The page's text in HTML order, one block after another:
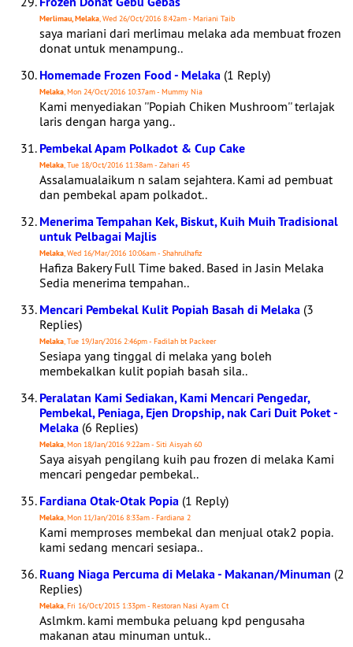
Merlimau, Melaka, Wed 26/Oct/2016 8:42am - Mariani Taib
saya mariani dari merlimau melaka ada membuat frozen
donat untuk menampung..
Homemade Frozen Food - Melaka (1 Reply)
Melaka, Mon 24/Oct/2016 10:37am - Mummy Nia
Kami menyediakan ''Popiah Chiken Mushroom'' terlajak
laris dengan harga yang..
Pembekal Apam Polkadot & Cup Cake
Melaka, Tue 18/Oct/2016 11:38am - Zahari 45
Assalamualaikum n salam sejahtera. Kami ad pembuat
dan pembekal apam polkadot..
Menerima Tempahan Kek, Biskut, Kuih Muih Tradisional
untuk Pelbagai Majlis
Melaka, Wed 16/Mar/2016 10:06am - Shahrulhafiz
Hafiza Bakery Full Time baked. Based in Jasin Melaka
Sedia menerima tempahan..
Mencari Pembekal Kulit Popiah Basah di Melaka (3
Replies)
Melaka, Tue 19/Jan/2016 2:46pm - Fadilah bt Packeer
Sesiapa yang tinggal di melaka yang boleh
membekalkan kulit popiah basah sila..
Peralatan Kami Sediakan, Kami Mencari Pengedar,
Pembekal, Peniaga, Ejen Dropship, nak Cari Duit Poket -
Melaka (6 Replies)
Melaka, Mon 18/Jan/2016 9:22am - Siti Aisyah 60
Saya aisyah pengilang kuih pau frozen di melaka Kami
mencari pengedar pembekal..
Fardiana Otak-Otak Popia (1 Reply)
Melaka, Mon 11/Jan/2016 8:33am - Fardiana 2
Kami memproses membekal dan menjual otak2 popia.
kami sedang mencari sesiapa..
Ruang Niaga Percuma di Melaka - Makanan/Minuman (2
Replies)
Melaka, Fri 16/Oct/2015 1:33pm - Restoran Nasi Ayam Ct
Aslmkm. kami membuka peluang kpd pengusaha
makanan atau minuman untuk..